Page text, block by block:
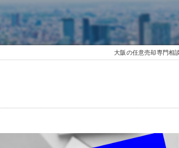
グオフィス
大阪の任
大阪の任意売却専門相